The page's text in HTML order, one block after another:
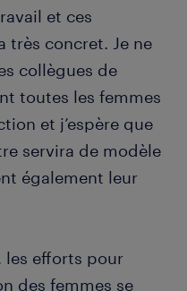
et ces
très concret. Je ne
collègues de
toutes les femmes
et j’espère que
servira de modèle
également leur
les efforts pour
des femmes se